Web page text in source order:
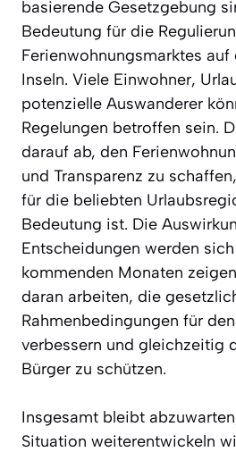
basierende Gesetzgebung
Bedeutung für die
Ferienwohnungsmarktes auf
Inseln. Viele Einwohner,
potenzielle Auswanderer
Regelungen betroffen sein.
darauf ab, den
und Transparenz zu
für die beliebten
Bedeutung ist. Die
Entscheidungen werden
kommenden Monaten
daran arbeiten, die
Rahmenbedingungen für
verbessern und gleichzeitig
Bürger zu schützen.
Insgesamt bleibt
Situation weiterentwickeln